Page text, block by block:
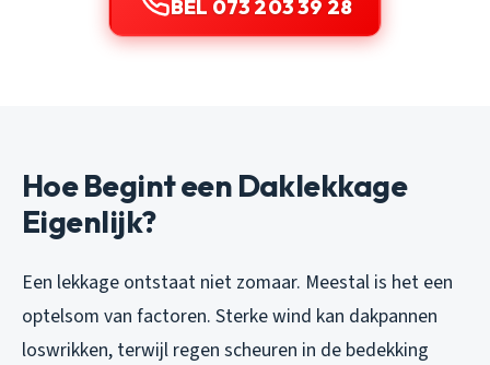
BEL 073 203 39 28
Hoe Begint een Daklekkage
Eigenlijk?
Een lekkage ontstaat niet zomaar. Meestal is het een
optelsom van factoren. Sterke wind kan dakpannen
loswrikken, terwijl regen scheuren in de bedekking